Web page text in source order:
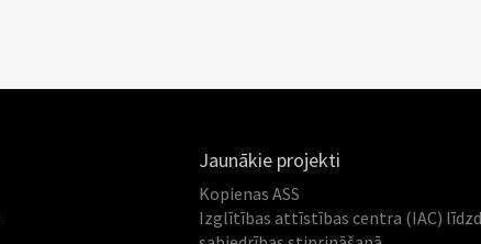
Jaunākie projekti
Kopienas ASS
Izglītības attīstības centra (IAC)